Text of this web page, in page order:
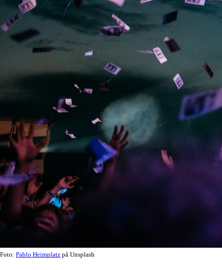
Foto: Pablo Heimplatz på Unsplash